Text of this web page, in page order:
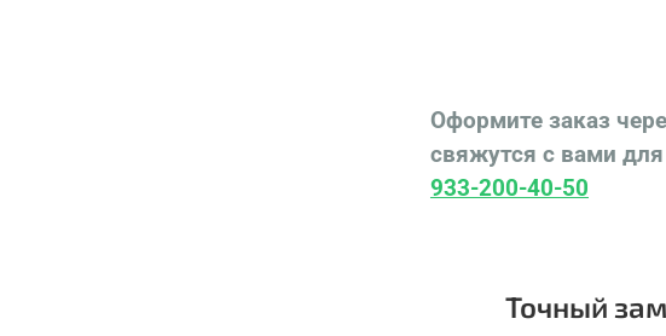
Оформите заказ
свяжутся с вами для
933-200-40-50
Точный